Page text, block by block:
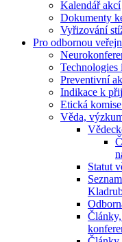
Kalendář akcí
Dokumenty
Vyřizování
Pro odbornou
Technologies
Preventivní
Indikace k
Etická
Věda,
Statut